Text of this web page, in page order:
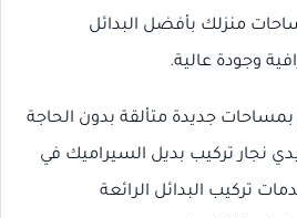
منزلك بأفضل البدائل
وجودة عالية.
جديدة متألقة بدون الحاجة
نجار تركيب بديل السيراميك في
تركيب البدائل الرائعة